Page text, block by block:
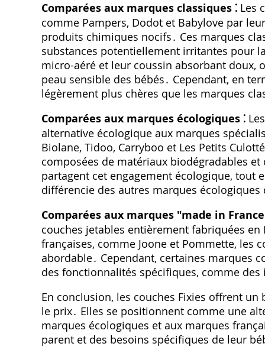
Comparées aux marques classiques ⁚ Les
comme Pampers‚ Dodot et Babylove par
produits chimiques nocifs․ Ces marques
substances potentiellement irritantes pour
micro-aéré et leur coussin absorbant
peau sensible des bébés․ Cependant‚ en
légèrement plus chères que les marques
Comparées aux marques écologiques ⁚
alternative écologique aux marques
Biolane‚ Tidoo‚ Carryboo et Les Petits
composées de matériaux biodégradables
partagent cet engagement écologique‚ tout
différencie des autres marques
Comparées aux marques "made in
couches jetables entièrement fabriquées
françaises‚ comme Joone et Pommette‚
abordable․ Cependant‚ certaines marques
des fonctionnalités spécifiques‚ comme
En conclusion‚ les couches Fixies offrent
le prix․ Elles se positionnent comme une
marques écologiques et aux marques
parent et des besoins spécifiques de leur